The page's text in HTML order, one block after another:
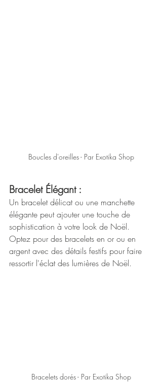
Boucles d'oreilles - Par Exotika Shop
Bracelet Élégant :
Un bracelet délicat ou une manchette
élégante peut ajouter une touche de
sophistication à votre look de Noël.
Optez pour des bracelets en or ou en
argent avec des détails festifs pour faire
ressortir l'éclat des lumières de Noël.
Bracelets dorés - Par Exotika Shop